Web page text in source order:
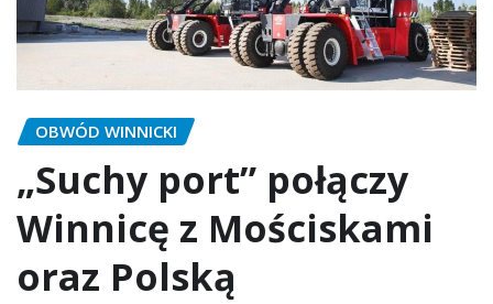
OBWÓD WINNICKI
„Suchy port” połączy
Winnicę z Mościskami
oraz Polską